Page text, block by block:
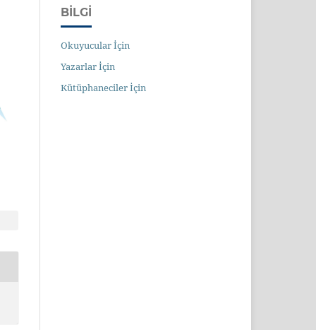
BILGI
Okuyucular İçin
Yazarlar İçin
Kütüphaneciler İçin